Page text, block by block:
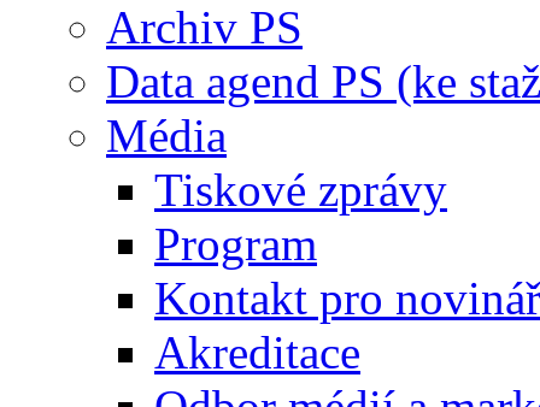
Archiv PS
Data agend PS (ke
Média
Tiskové zprávy
Program
Kontakt pro
Akreditace